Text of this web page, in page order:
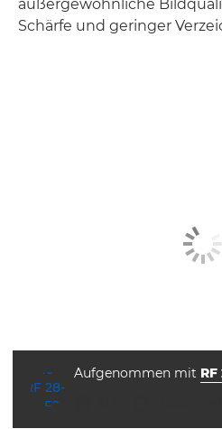
Aufgenommen mit
außergewöhnliche
Schärfe und geringer